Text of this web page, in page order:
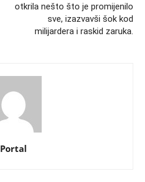
otkrila nešto što je promijenilo
sve, izazvavši šok kod
milijardera i raskid zaruka.
Portal